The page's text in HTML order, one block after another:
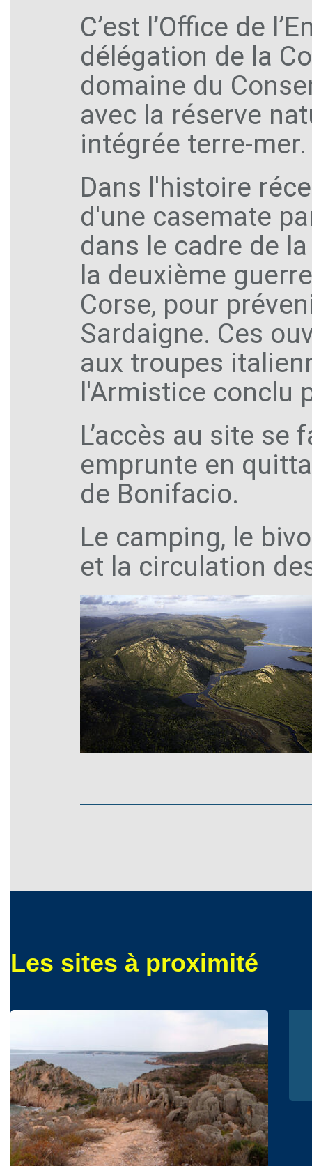
C’est l’Office de
délégation de la
domaine du
avec la réserve
intégrée terre-mer.
Dans l'histoire
d'une casemate
dans le cadre de
la deuxième
Corse, pour
Sardaigne. Ces
aux troupes
l'Armistice conclu
L’accès au site
emprunte en
de Bonifacio.
Le camping, le
et la circulation
Les sites à proximité